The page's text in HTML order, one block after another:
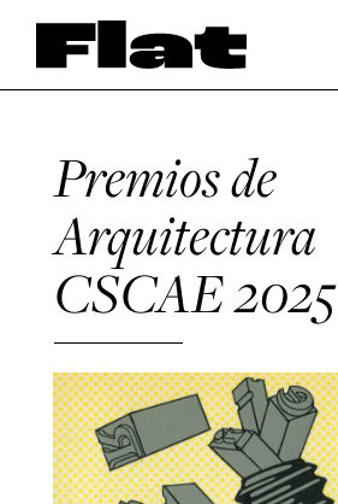
Premios de
Arquitectura
CSCAE 2025